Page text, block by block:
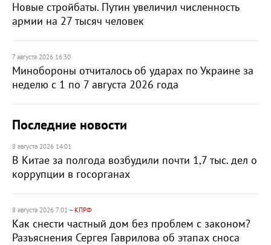
Новые стройбаты. Путин увеличил численность
армии на 27 тысяч человек
7 августа 2026 16:30
Минобороны отчиталось об ударах по Украине за
неделю с 1 по 7 августа 2026 года
Последние новости
8 августа 2026 14:01
В Китае за полгода возбудили почти 1,7 тыс. дел о
коррупции в госорганах
8 августа 2026 7:01 – КПРФ
Как снести частный дом без проблем с законом?
Разъяснения Сергея Гаврилова об этапах сноса